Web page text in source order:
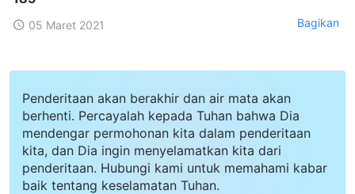
05 Maret 2021 Bagikan
Penderitaan akan berakhir dan air mata akan
berhenti. Percayalah kepada Tuhan bahwa Dia
mendengar permohonan kita dalam penderitaan
kita, dan Dia ingin menyelamatkan kita dari
penderitaan. Hubungi kami untuk memahami kabar
baik tentang keselamatan Tuhan.